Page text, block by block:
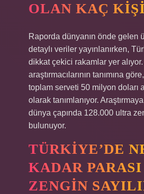
OLAN KAÇ
Raporda dünyanın önde gelen
detaylı veriler yayınlanırken,
dikkat çekici rakamlar yer
araştırmacılarının tanımına
toplam serveti 50 milyon doları
olarak tanımlanıyor.
dünya çapında 128.000 ultra
bulunuyor.
TÜRKIYE’DE
KADAR
ZENGIN